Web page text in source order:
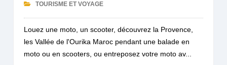
TOURISME ET VOYAGE
Louez une moto, un scooter, découvrez la Provence,
les Vallée de l'Ourika Maroc pendant une balade en
moto ou en scooters, ou entreposez votre moto av...